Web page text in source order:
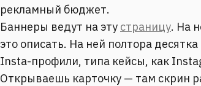
рекламный бюджет.
Баннеры ведут на эту страницу. На
это описать. На ней полтора
Insta-профили, типа кейсы, как
Открываешь карточку — там скрин